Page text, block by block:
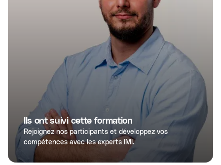
Ils ont suivi cette formation
Rejoignez nos participants et développez vos
compétences avec les experts IMI.